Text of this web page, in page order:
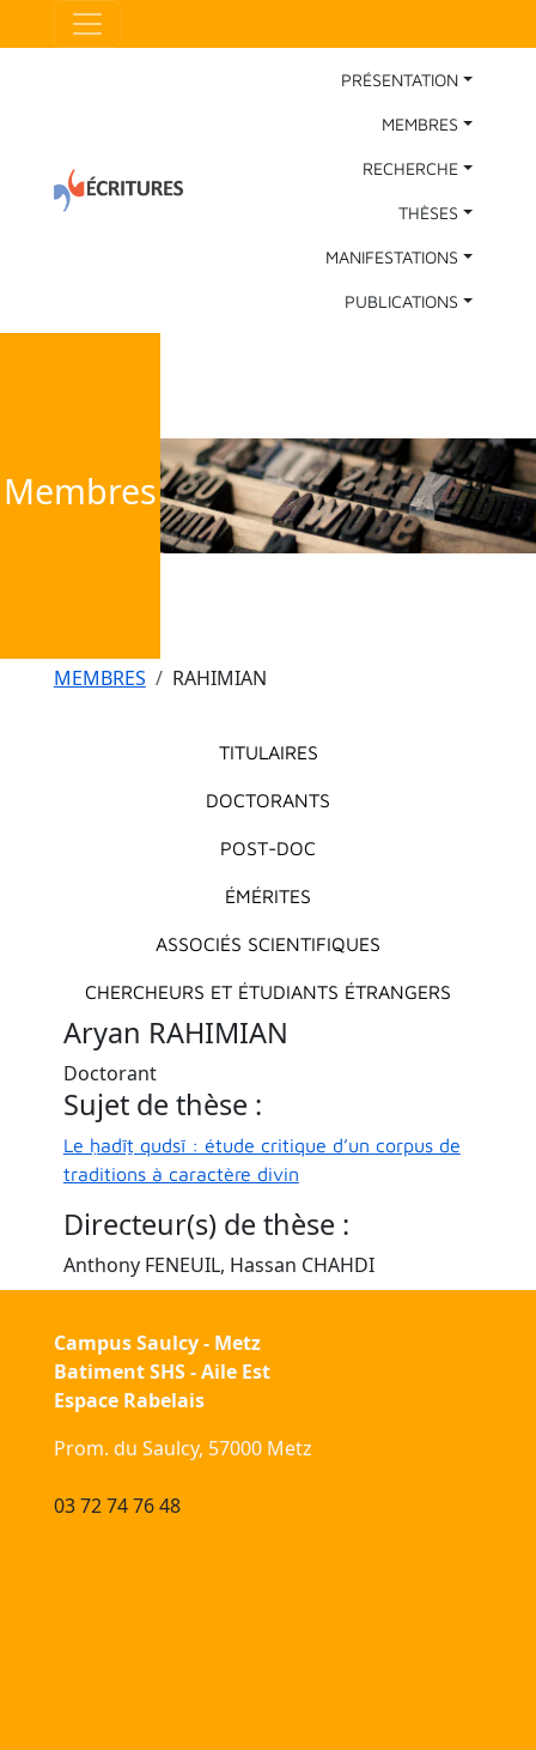
Aller au contenu principal
Main Navigation
PRÉSENTATION
MEMBRES
RECHERCHE
THÈSES
MANIFESTATIONS
PUBLICATIONS
Membres
Fil d'Ariane
MEMBRES RAHIMIAN
Menu principalTITULAIRES
DOCTORANTS
POST-DOC
ÉMÉRITES
ASSOCIÉS SCIENTIFIQUES
CHERCHEURS ET ÉTUDIANTS ÉTRANGERS
Aryan RAHIMIAN
Doctorant
Sujet de thèse :
Le ḥadīṯ qudsī : étude critique d’un corpus de
traditions à caractère divin
Directeur(s) de thèse :
Anthony FENEUIL, Hassan CHAHDI
Campus Saulcy - Metz
Batiment SHS - Aile Est
Espace Rabelais
Prom. du Saulcy, 57000 Metz
03 72 74 76 48
Panneau de gestion des cookies